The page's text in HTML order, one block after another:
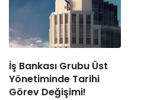
İş Bankası Grubu Üst
Yönetiminde Tarihi
Görev Değişimi!